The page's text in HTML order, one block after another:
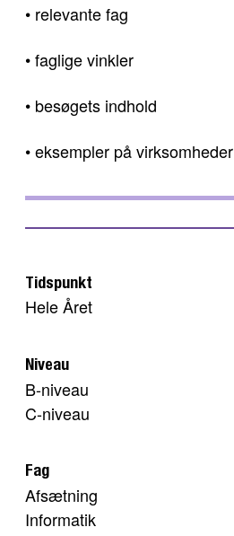
• relevante fag
• faglige vinkler
• besøgets indhold
• eksempler på virksomheder
Tidspunkt
Hele Året
Niveau
B-niveau
C-niveau
Fag
Afsætning
Informatik